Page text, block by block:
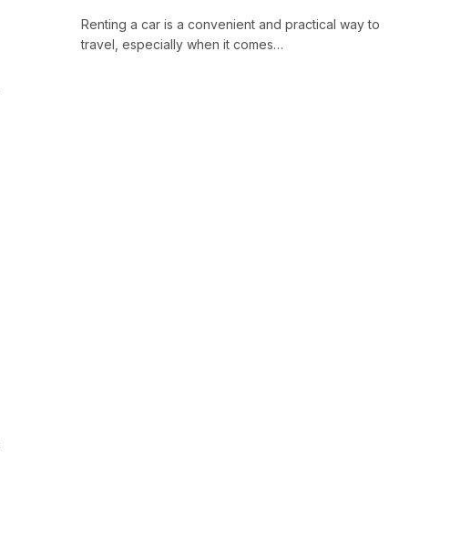
Renting a car is a convenient and practical way to
travel, especially when it comes…